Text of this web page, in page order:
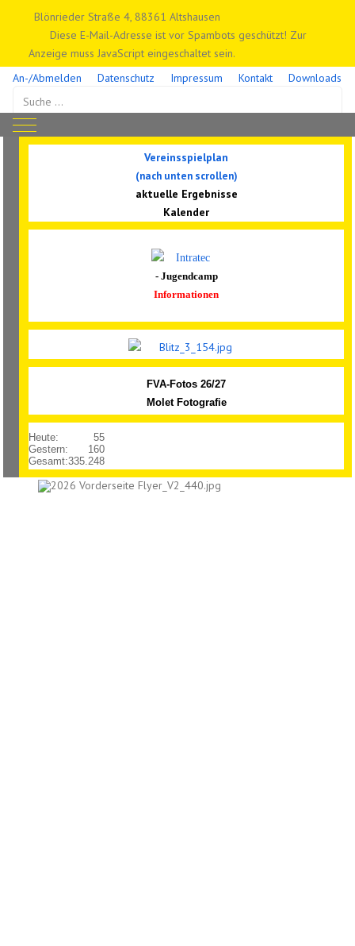
Blönrieder Straße 4, 88361 Altshausen
Diese E-Mail-Adresse ist vor Spambots geschützt! Zur
Anzeige muss JavaScript eingeschaltet sein.
An-/Abmelden
Datenschutz Impressum Kontakt Downloads
Mobile Menu Toggle
Vereinsspielplan
(nach unten scrollen)
aktuelle Ergebnisse
Kalender
- Jugendcamp
Informationen
FVA-Fotos 26/27
Molet Fotografie
Heute:
55
Gestern:
160
Gesamt:335.248